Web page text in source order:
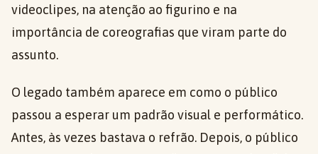
videoclipes, na atenção ao figurino e na
importância de coreografias que viram parte do
assunto.
O legado também aparece em como o público
passou a esperar um padrão visual e performático.
Antes, às vezes bastava o refrão. Depois, o público